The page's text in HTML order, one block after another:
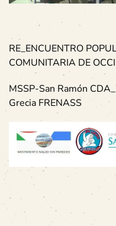
RE_ENCUENTRO
COMUNITARIA DE
MSSP-San Ramón
Grecia FRENASS